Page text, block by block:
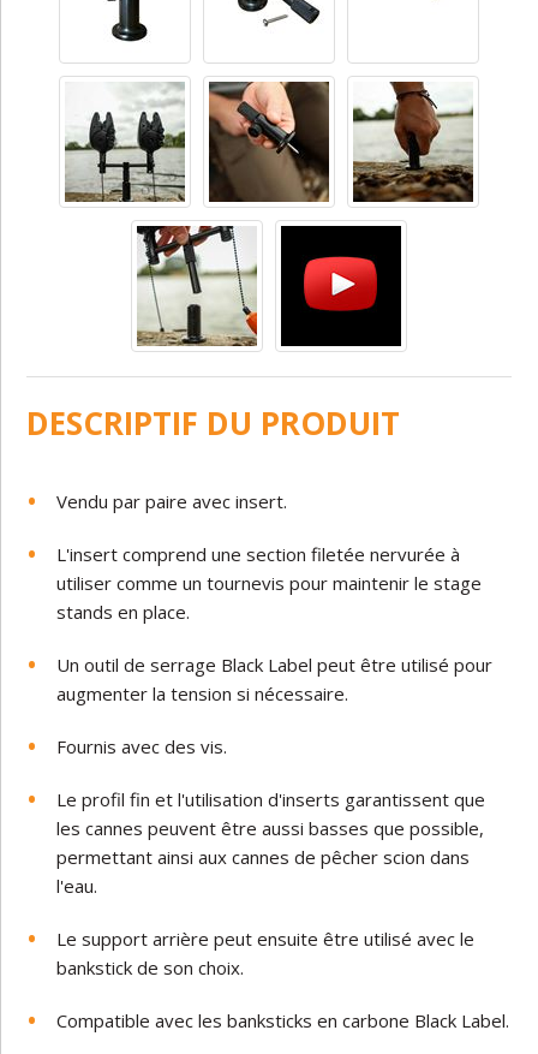
DESCRIPTIF DU PRODUIT
Vendu par paire avec insert.
L'insert comprend une section filetée nervurée à
utiliser comme un tournevis pour maintenir le stage
stands en place.
Un outil de serrage Black Label peut être utilisé pour
augmenter la tension si nécessaire.
Fournis avec des vis.
Le profil fin et l'utilisation d'inserts garantissent que
les cannes peuvent être aussi basses que possible,
permettant ainsi aux cannes de pêcher scion dans
l'eau.
Le support arrière peut ensuite être utilisé avec le
bankstick de son choix.
Compatible avec les banksticks en carbone Black Label.